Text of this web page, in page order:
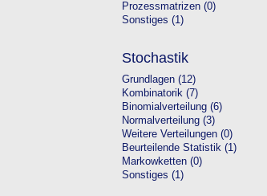
Prozessmatrizen (0)
Sonstiges (1)
Stochastik
Grundlagen (12)
Kombinatorik (7)
Binomialverteilung (6)
Normalverteilung (3)
Weitere Verteilungen (0)
Beurteilende Statistik (1)
Markowketten (0)
Sonstiges (1)